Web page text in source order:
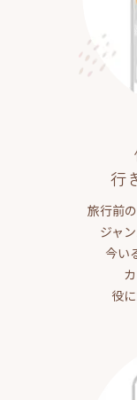
行
旅行前
ジャ
今い
役